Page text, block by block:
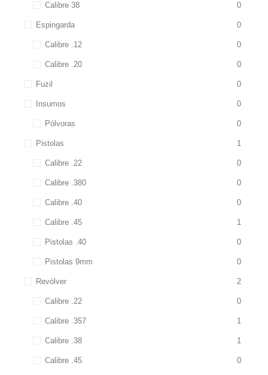
Calibre 38 0
Espingarda 0
Calibre .12 0
Calibre .20 0
Fuzil 0
Insumos 0
Pólvoras 0
Pistolas 1
Calibre .22 0
Calibre .380 0
Calibre .40 0
Calibre .45 1
Pistolas .40 0
Pistolas 9mm 0
Revólver 2
Calibre .22 0
Calibre .357 1
Calibre .38 1
Calibre .45 0